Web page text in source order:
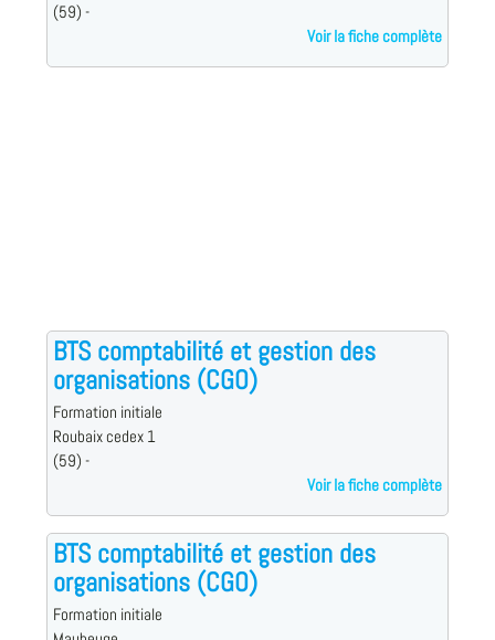
(59) -
Voir la fiche complète
BTS comptabilité et gestion des
organisations (CGO)
Formation initiale
Roubaix cedex 1
(59) -
Voir la fiche complète
BTS comptabilité et gestion des
organisations (CGO)
Formation initiale